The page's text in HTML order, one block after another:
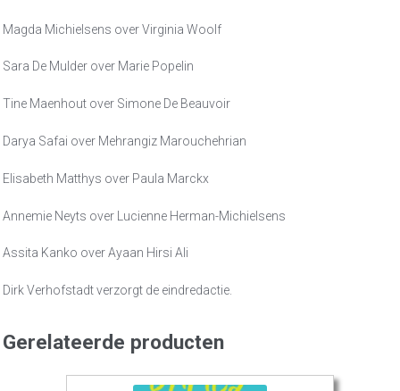
Magda Michielsens over Virginia Woolf
Sara De Mulder over Marie Popelin
Tine Maenhout over Simone De Beauvoir
Darya Safai over Mehrangiz Marouchehrian
Elisabeth Matthys over Paula Marckx
Annemie Neyts over Lucienne Herman-Michielsens
Assita Kanko over Ayaan Hirsi Ali
Dirk Verhofstadt verzorgt de eindredactie.
Gerelateerde producten